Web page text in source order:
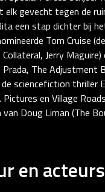
elk gevecht tegen de
een stap dichter bij
Tom Cruise
Jerry
Prada, The Adjustment
sciencefiction thriller
Pictures en Village
van Doug Liman (The
en acteurs